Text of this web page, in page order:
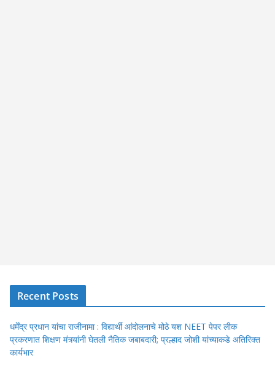
Recent Posts
धर्मेंद्र प्रधान यांचा राजीनामा : विद्यार्थी आंदोलनाचे मोठे यश NEET पेपर लीक
प्रकरणात शिक्षण मंत्र्यांनी घेतली नैतिक जबाबदारी; प्रल्हाद जोशी यांच्याकडे अतिरिक्त
कार्यभार